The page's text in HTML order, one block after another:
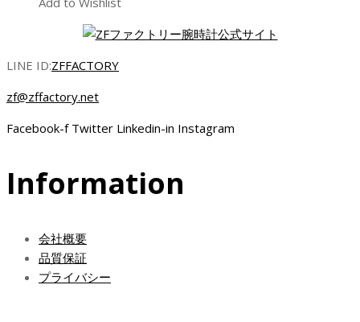
は
¥99,000.00
し
格
LINE ID:ZFFACTORY
zf@zffactory.net
Facebook-f Twitter Linkedin-in Instagram
Information
会社概要
品質保証
プライバシー